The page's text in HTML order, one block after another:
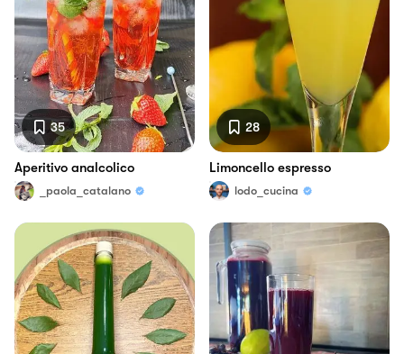
35
Aperitivo analcolico
_paola_catalano
28
Limoncello espresso
lodo_cucina